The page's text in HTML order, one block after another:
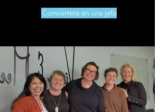
Conviértete en una jefa